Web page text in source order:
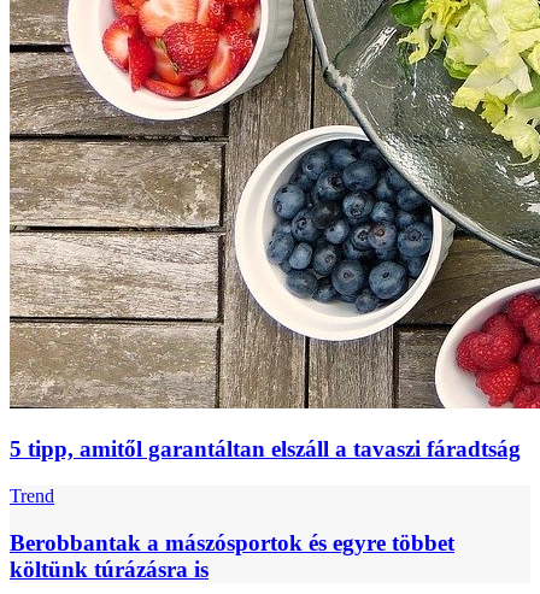
5 tipp, amitől garantáltan elszáll a tavaszi fáradtság
Trend
Berobbantak a mászósportok és egyre többet
költünk túrázásra is